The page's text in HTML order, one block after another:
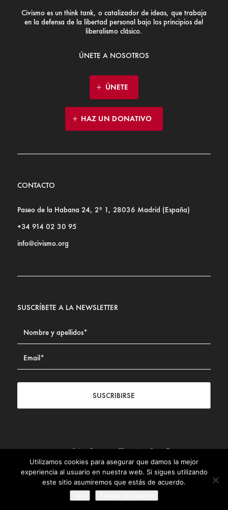
Civismo es un think tank, o catalizador de ideas, que trabaja
en la defensa de la libertad personal bajo los principios del
liberalismo clásico.
ÚNETE A NOSOTROS
ÚNETE
HAZ UN DONATIVO
CONTACTO
Paseo de la Habana 24, 2º 1, 28036 Madrid (España)
+34 914 02 30 95
info@civismo.org
SUSCRÍBETE A LA NEWSLETTER
SUSCRIBIRSE
Contacto|Aviso legal| Política de privacidad| Política de
Cookies
© Fundación Civismo 2025
Utilizamos cookies para asegurar que damos la mejor
experiencia al usuario en nuestra web. Si sigues utilizando
este sitio asumiremos que estás de acuerdo.